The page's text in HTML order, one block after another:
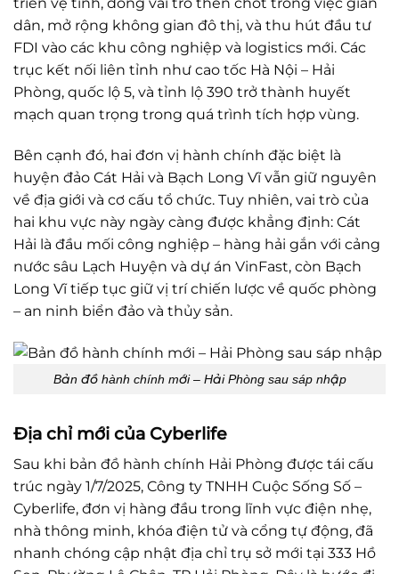
dân, mở rộng không gian đô thị, và thu hút đầu tư
FDI vào các khu công nghiệp và logistics mới. Các
trục kết nối liên tỉnh như cao tốc Hà Nội – Hải
Phòng, quốc lộ 5, và tỉnh lộ 390 trở thành huyết
mạch quan trọng trong quá trình tích hợp vùng.
Bên cạnh đó, hai đơn vị hành chính đặc biệt là
huyện đảo Cát Hải và Bạch Long Vĩ vẫn giữ nguyên
về địa giới và cơ cấu tổ chức. Tuy nhiên, vai trò của
hai khu vực này ngày càng được khẳng định: Cát
Hải là đầu mối công nghiệp – hàng hải gắn với cảng
nước sâu Lạch Huyện và dự án VinFast, còn Bạch
Long Vĩ tiếp tục giữ vị trí chiến lược về quốc phòng
– an ninh biển đảo và thủy sản.
Bản đồ hành chính mới – Hải Phòng sau sáp nhập
Địa chỉ mới của Cyberlife
Sau khi bản đồ hành chính Hải Phòng được tái cấu
trúc ngày 1/7/2025, Công ty TNHH Cuộc Sống Số –
Cyberlife, đơn vị hàng đầu trong lĩnh vực điện nhẹ,
nhà thông minh, khóa điện tử và cổng tự động, đã
nhanh chóng cập nhật địa chỉ trụ sở mới tại 333 Hồ